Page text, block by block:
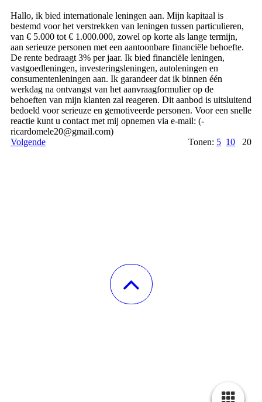
Hallo, ik bied internationale leningen aan. Mijn kapitaal is
bestemd voor het verstrekken van leningen tussen particulieren,
van € 5.000 tot € 1.000.000, zowel op korte als lange termijn,
aan serieuze personen met een aantoonbare financiële behoefte.
De rente bedraagt ​​3% per jaar. Ik bied financiële leningen,
vastgoedleningen, investeringsleningen, autoleningen en
consumentenleningen aan. Ik garandeer dat ik binnen één
werkdag na ontvangst van het aanvraagformulier op de
behoeften van mijn klanten zal reageren. Dit aanbod is uitsluitend
bedoeld voor serieuze en gemotiveerde personen. Voor een snelle
reactie kunt u contact met mij opnemen via e-mail: (­
ricardomele20@­gmail.­com)­
Volgende
Tonen: 5 10 20